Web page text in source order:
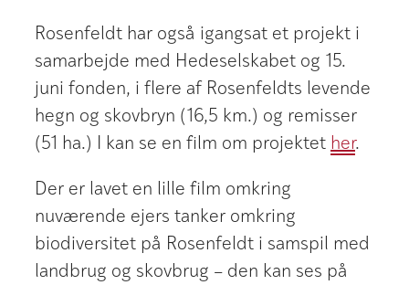
Rosenfeldt har også igangsat et projekt i
samarbejde med Hedeselskabet og 15.
juni fonden, i flere af Rosenfeldts levende
hegn og skovbryn (16,5 km.) og remisser
(51 ha.) I kan se en film om projektet her.
Der er lavet en lille film omkring
nuværende ejers tanker omkring
biodiversitet på Rosenfeldt i samspil med
landbrug og skovbrug – den kan ses på